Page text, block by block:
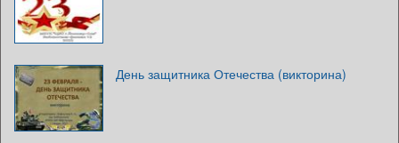
День защитника Отечества (викторина)